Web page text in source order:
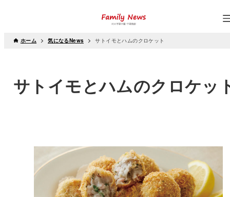
ホーム 気になるNews サトイモとハムのクロケット
サトイモとハムのクロケッ